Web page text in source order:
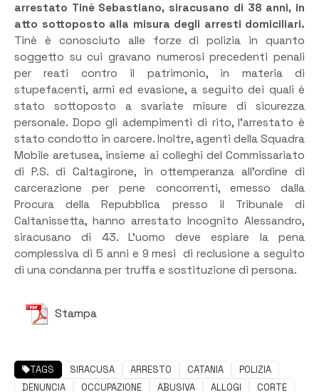
arrestato Tinè Sebastiano, siracusano di 38 anni, in
atto sottoposto alla misura degli arresti domiciliari.
Tinè è conosciuto alle forze di polizia in quanto
soggetto su cui gravano numerosi precedenti penali
per reati contro il patrimonio, in materia di
stupefacenti, armi ed evasione, a seguito dei quali è
stato sottoposto a svariate misure di sicurezza
personale. Dopo gli adempimenti di rito, l’arrestato è
stato condotto in carcere. Inoltre, agenti della Squadra
Mobile aretusea, insieme ai colleghi del Commissariato
di P.S. di Caltagirone, in ottemperanza all’ordine di
carcerazione per pene concorrenti, emesso dalla
Procura della Repubblica presso il Tribunale di
Caltanissetta, hanno arrestato Incognito Alessandro,
siracusano di 43. L’uomo deve espiare la pena
complessiva di 5 anni e 9 mesi di reclusione a seguito
di una condanna per truffa e sostituzione di persona.
Stampa
TAGS SIRACUSA ARRESTO CATANIA
POLIZIA
DENUNCIA
OCCUPAZIONE ABUSIVA ALLOGI
CORTE